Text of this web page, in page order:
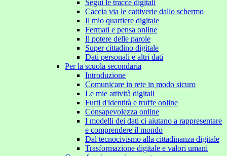
Segui le tracce digitali
Caccia via le cattiverie dallo schermo
Il mio quartiere digitale
Fermati e pensa online
Il potere delle parole
Super cittadino digitale
Dati personali e altri dati
Per la scuola secondaria
Introduzione
Comunicare in rete in modo sicuro
Le mie attività digitali
Furti d'identità e truffe online
Consapevolezza online
I modelli dei dati ci aiutano a rappresentare
e comprendere il mondo
Dal tecnocivismo alla cittadinanza digitale
Trasformazione digitale e valori umani